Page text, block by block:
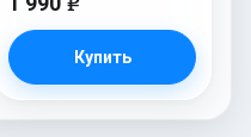
Купить